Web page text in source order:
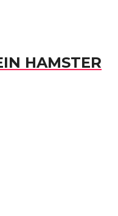
HAMSTER